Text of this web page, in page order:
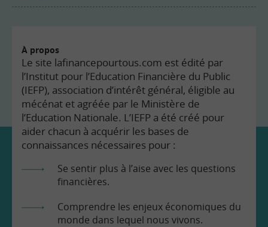
À propos
Le site lafinancepourtous.com est édité par
l’Institut pour l’Education Financière du Public
(IEFP), association d’intérêt général, éligible au
mécénat et agréée par le Ministère de
l’Education Nationale. L’IEFP a été créé pour
aider chacun à acquérir les bases de
connaissances nécessaires pour :
Se sentir plus à l’aise avec les questions
financières.
Comprendre les enjeux économiques du
monde dans lequel nous vivons.